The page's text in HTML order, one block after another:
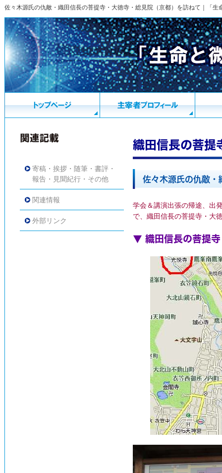
佐々木源氏の仇敵・織田信長の菩提寺・大徳寺・総見院（京都）を訪ねて｜「生
寄稿・挨拶・随筆・書評・
報告・見聞紀行・その他
関連情報
外部リンク
織田信長の菩提
佐々木源氏の仇敵・
学会＆講演出張の帰途、出
で、織田信長の菩提寺・大
▼ 織田信長の菩提